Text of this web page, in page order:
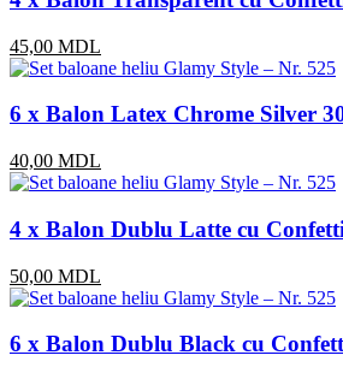
45,00 MDL
6 x Balon Latex Chrome Silver
40,00 MDL
4 x Balon Dublu Latte cu
50,00 MDL
6 x Balon Dublu Black cu